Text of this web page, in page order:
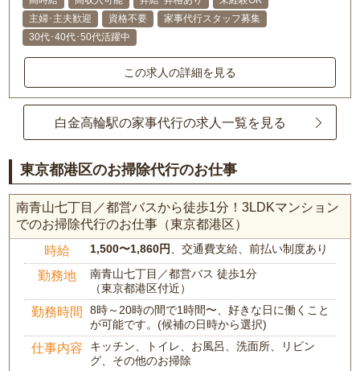
主婦･主夫歓迎
資格不要
家事代行スタッフ募集
30代･40代･50代活躍中
この求人の詳細を見る
白金高輪駅の家事代行の求人一覧を見る
東京都港区のお掃除代行のお仕事
南青山七丁目／都営バスから徒歩1分！3LDKマンション
でのお掃除代行のお仕事（東京都港区）
時給 1,500〜1,860円 、交通費支給、前払い制度あり
勤務地
南青山七丁目／都営バス 徒歩1分
（東京都港区付近）
勤務時間
8時～20時の間で1時間〜、好きな日に働くこと
が可能です。(候補の日時から選択)
仕事内容
キッチン、トイレ、お風呂、洗面所、リビン
グ、その他のお掃除